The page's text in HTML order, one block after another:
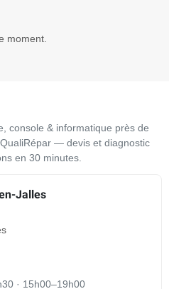
moment.
console & informatique près de
— devis et diagnostic
en 30 minutes.
Jalles
· 15h00–19h00